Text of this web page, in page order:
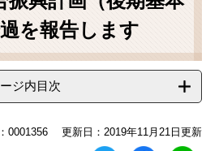
を報告します
ジ内目次
0001356 更新日：2019年11月21日更新